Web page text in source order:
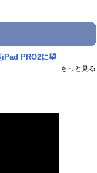
PRO2に望
もっと見る